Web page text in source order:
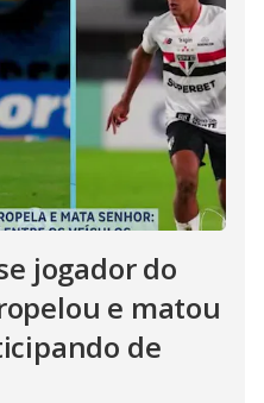
jogador do
e matou
de